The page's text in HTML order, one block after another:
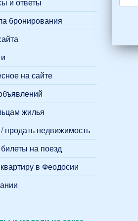
бронирования
на сайте
жилья
/ продать недвижимость
на поезд
в Феодосии